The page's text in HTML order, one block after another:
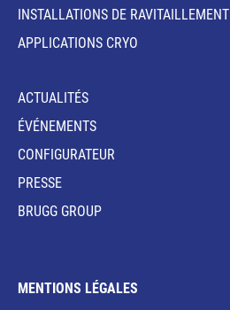
INSTALLATIONS DE RAVITAILLEMENT
APPLICATIONS CRYO
ACTUALITÉS
ÉVÉNEMENTS
CONFIGURATEUR
PRESSE
BRUGG GROUP
MENTIONS LÉGALES